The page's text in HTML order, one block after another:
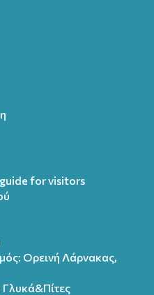
for visitors
Ορεινή Λάρνακας,